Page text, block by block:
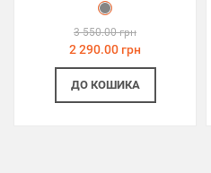
3 550.00 грн
2 290.00 грн
ДО КОШИКА